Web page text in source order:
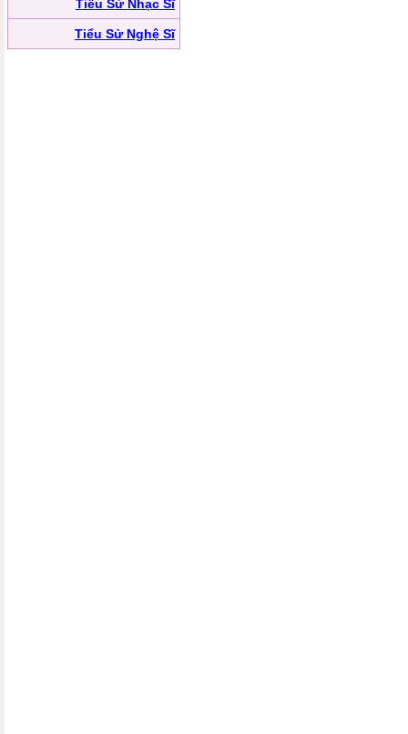
Tiểu Sử Nhạc Sĩ
Tiểu Sử Nghệ Sĩ